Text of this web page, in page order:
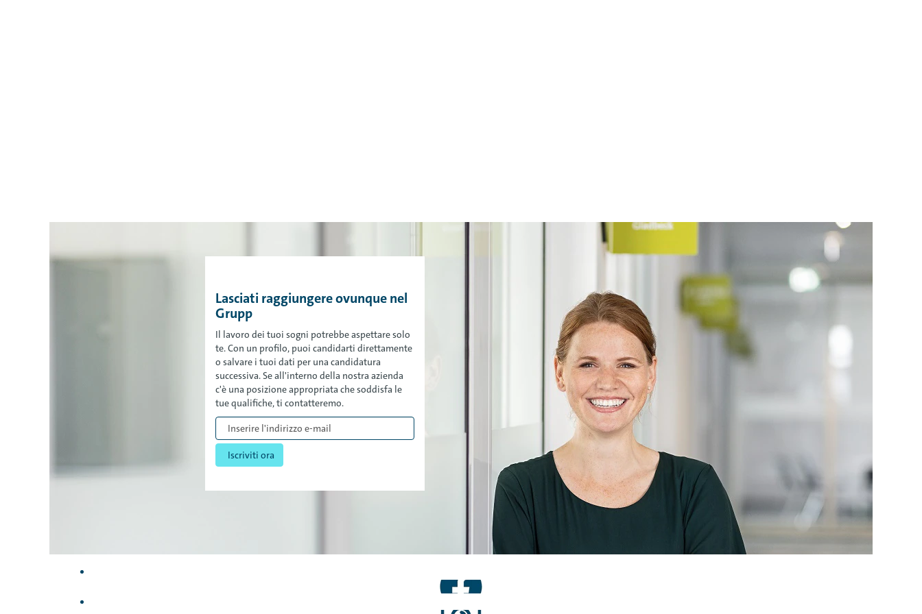
Lasciati raggiungere ovunque nel
Grupp
Il lavoro dei tuoi sogni potrebbe aspettare solo
te. Con un profilo, puoi candidarti direttamente
o salvare i tuoi dati per una candidatura
successiva. Se all'interno della nostra azienda
c'è una posizione appropriata che soddisfa le
tue qualifiche, ti contatteremo.